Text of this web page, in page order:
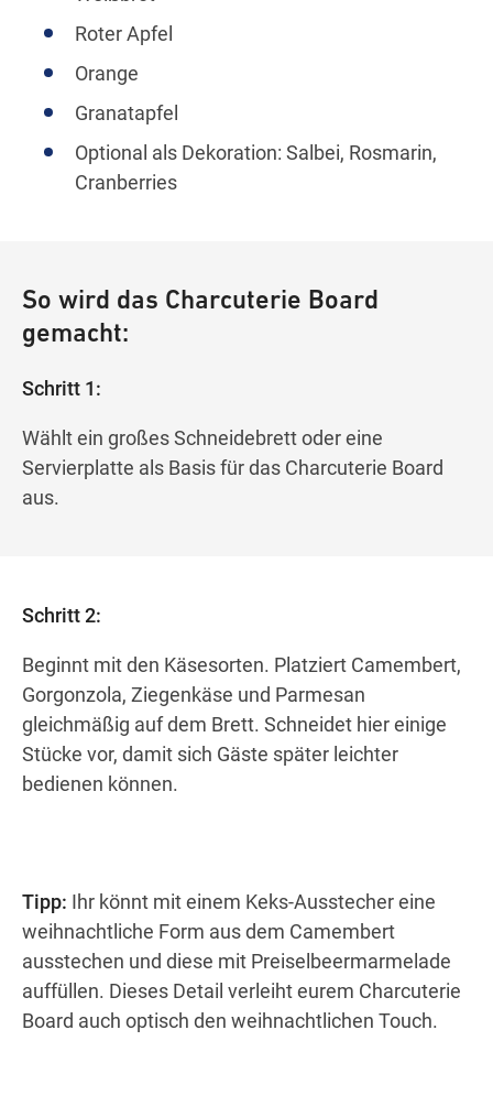
Roter Apfel
Orange
Granatapfel
Optional als Dekoration: Salbei, Rosmarin,
Cranberries
So wird das Charcuterie Board
gemacht:
Schritt 1:
Wählt ein großes Schneidebrett oder eine
Servierplatte als Basis für das Charcuterie Board
aus.
Schritt 2:
Beginnt mit den Käsesorten. Platziert Camembert,
Gorgonzola, Ziegenkäse und Parmesan
gleichmäßig auf dem Brett. Schneidet hier einige
Stücke vor, damit sich Gäste später leichter
bedienen können.
Tipp: Ihr könnt mit einem Keks-Ausstecher eine
weihnachtliche Form aus dem Camembert
ausstechen und diese mit Preiselbeermarmelade
auffüllen. Dieses Detail verleiht eurem Charcuterie
Board auch optisch den weihnachtlichen Touch.